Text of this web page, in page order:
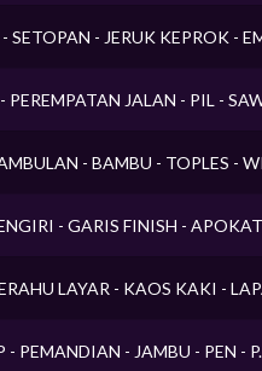
SETOPAN - JERUK KEPROK -
JALAN - PIL -
- BAMBU - TOPLES -
- GARIS FINISH -
LAYAR - KAOS KAKI -
PEMANDIAN - JAMBU - PEN -